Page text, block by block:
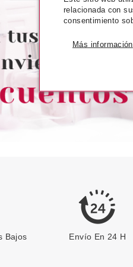
3.00€
Bajos Envío En 24 H
relacionada con
consentimiento
Más información